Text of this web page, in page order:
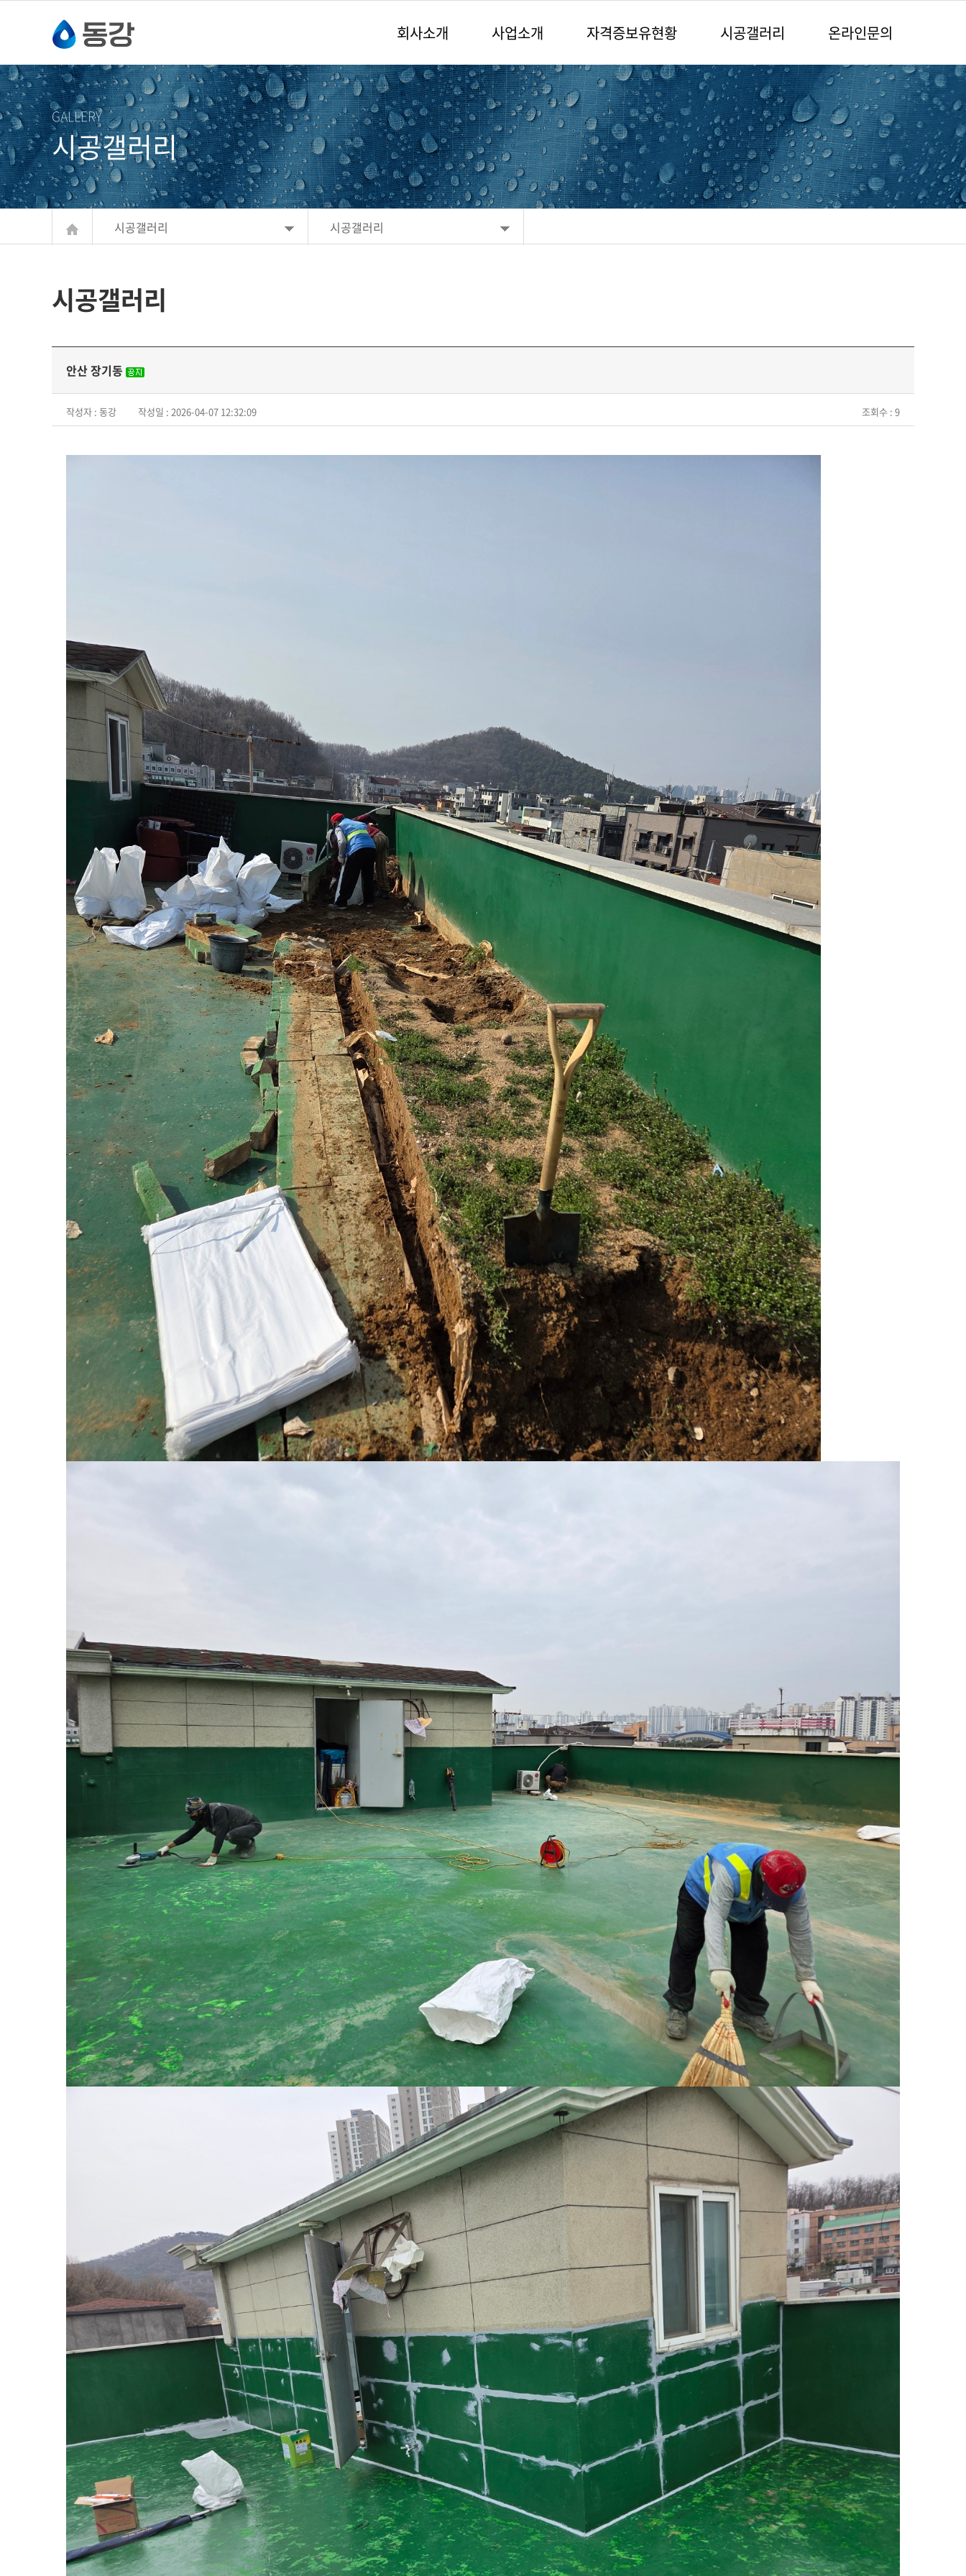
회사소개 사업소개 자격증보유현황 시공갤러리 온라인문의
GALLERY
시공갤러리
시공갤러리 시공갤러리
시공갤러리
안산 장기동
작성자 : 동강 작성일 : 2026-04-07 12:32:09 조회수 : 9